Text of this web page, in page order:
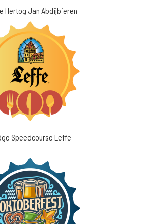
Hertog Jan Abdijbieren
Speedcourse Leffe